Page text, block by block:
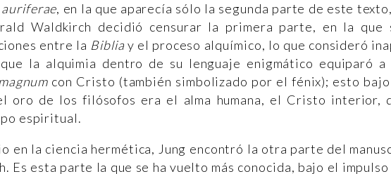
, en la que aparecía sólo la segunda parte de este
Waldkirch decidió censurar la primera parte, en la que
entre la Biblia y el proceso alquímico, lo que consideró
la alquimia dentro de su lenguaje enigmático equiparó
con Cristo (también simbolizado por el fénix); esto
oro de los filósofos era el alma humana, el Cristo interior,
espiritual.
en la ciencia hermética, Jung encontró la otra parte del
Es esta parte la que se ha vuelto más conocida, bajo el impulso